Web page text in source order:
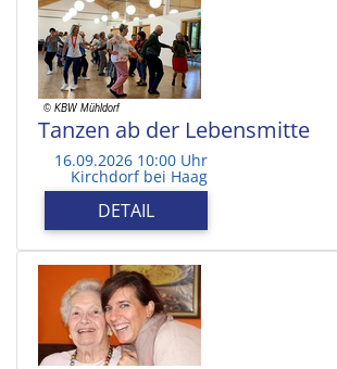
Tanzen ab der Lebensmitte
16.09.2026 10:00 Uhr
Kirchdorf bei Haag
DETAIL